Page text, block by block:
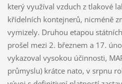
který využíval vzduch z tlakové
křídelních kontejnerů, nicméně
vymizely. Druhou etapou
prošel mezi 2. březnem a 17.
vykazoval vysokou účinnosti,
průmyslu) krátce nato, v srpnu